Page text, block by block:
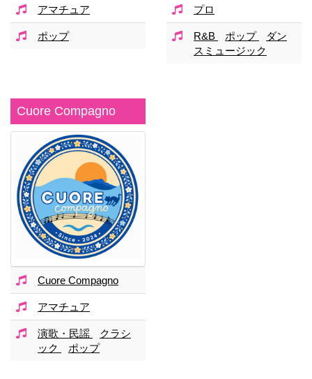
アマチュア
ポップ
プロ
R&B ポップ
ダン
スミュージック
Cuore Compagno
Cuore Compagno
アマチュア
演歌・民謡
クラシ
ック
ポップ